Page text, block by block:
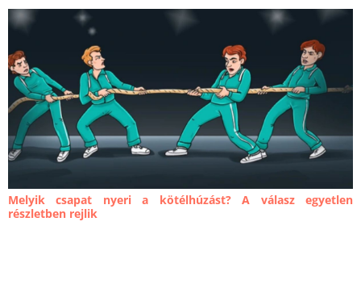
Melyik csapat nyeri a kötélhúzást? A válasz egyetlen
részletben rejlik